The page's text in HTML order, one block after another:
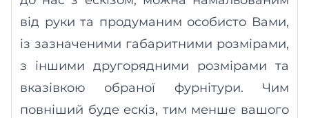
від руки та продуманим особисто Вами,
із зазначеними габаритними розмірами,
з іншими другорядними розмірами та
вказівкою обраної фурнітури. Чим
повніший буде ескіз, тим менше вашого